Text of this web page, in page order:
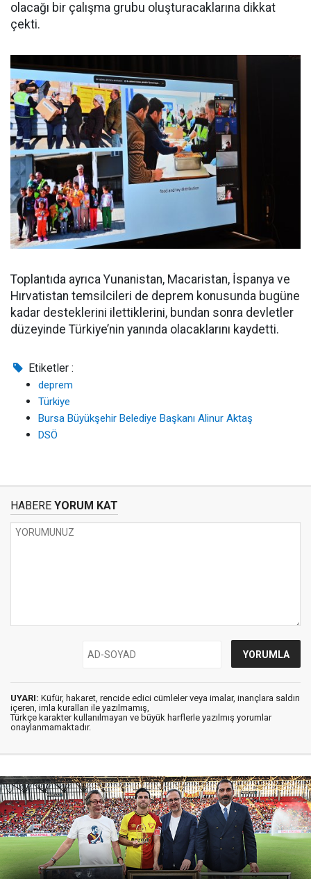
olacağı bir çalışma grubu oluşturacaklarına dikkat
çekti.
Toplantıda ayrıca Yunanistan, Macaristan, İspanya ve
Hırvatistan temsilcileri de deprem konusunda bugüne
kadar desteklerini ilettiklerini, bundan sonra devletler
düzeyinde Türkiye’nin yanında olacaklarını kaydetti.
Etiketler :
deprem
Türkiye
Bursa Büyükşehir Belediye Başkanı Alinur Aktaş
DSÖ
HABERE YORUM KAT
UYARI: Küfür, hakaret, rencide edici cümleler veya imalar, inançlara saldırı
içeren, imla kuralları ile yazılmamış,
Türkçe karakter kullanılmayan ve büyük harflerle yazılmış yorumlar
onaylanmamaktadır.